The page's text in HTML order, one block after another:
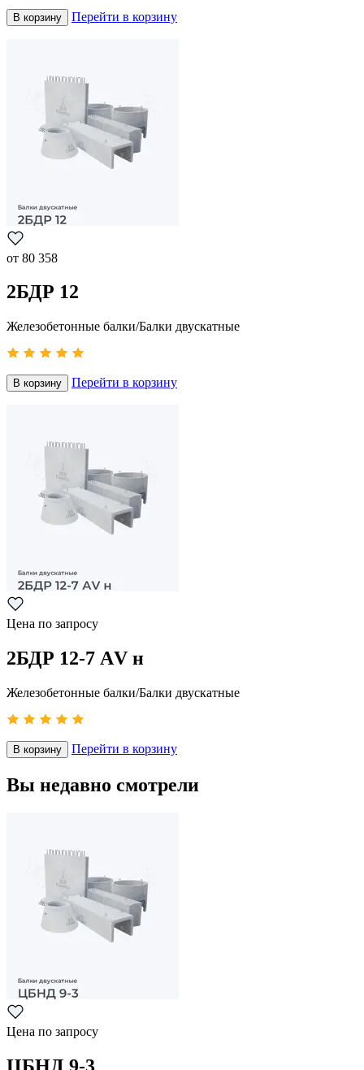
В корзину Перейти в корзину
от 80 358
2БДР 12
Железобетонные балки/Балки двускатные
В корзину Перейти в корзину
Цена по запросу
2БДР 12-7 АV н
Железобетонные балки/Балки двускатные
В корзину Перейти в корзину
Вы недавно смотрели
Цена по запросу